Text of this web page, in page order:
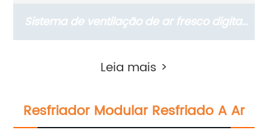
Sistema de ventilação de ar fresco digital
inteligente para hospitais
Leia mais >
Resfriador Modular Resfriado A Ar